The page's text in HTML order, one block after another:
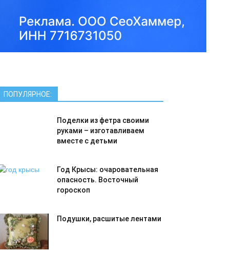
ПОПУЛЯРНОЕ:
Поделки из фетра своими
руками – изготавливаем
вместе с детьми
Год Крысы: очаровательная
опасность. Восточный
гороскоп
Подушки, расшитые лентами